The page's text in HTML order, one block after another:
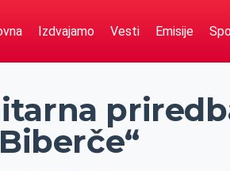
Izdvajamo Vesti Emisije